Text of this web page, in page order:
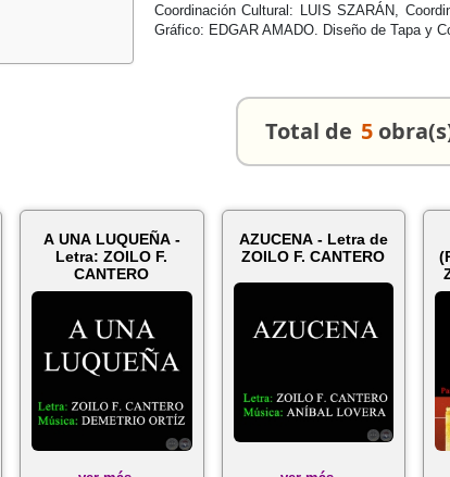
Coordinación Cultural: LUIS SZARÁN,
Gráfico: EDGAR AMADO. Diseño de Tapa y
Total de 5
A UNA LUQUEÑA -
Letra: ZOILO F.
CANTERO
AZUCENA - Letra de
ZOILO F. CANTERO